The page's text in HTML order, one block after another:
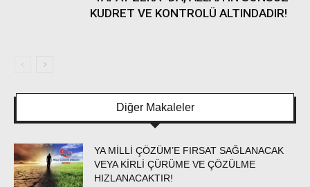
KUDRET VE KONTROLÜ ALTINDADIR!
Diğer Makaleler
YA MİLLİ ÇÖZÜM’E FIRSAT SAĞLANACAK
VEYA KİRLİ ÇÜRÜME VE ÇÖZÜLME
HIZLANACAKTIR!